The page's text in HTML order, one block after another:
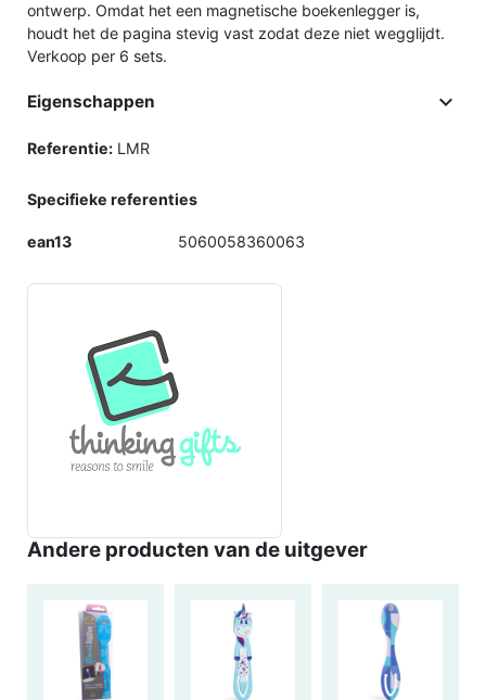
ontwerp. Omdat het een magnetische boekenlegger is,
houdt het de pagina stevig vast zodat deze niet wegglijdt.
Verkoop per 6 sets.
Eigenschappen 
Referentie: LMR
Specifieke referenties
ean13 5060058360063
Andere producten van de uitgever